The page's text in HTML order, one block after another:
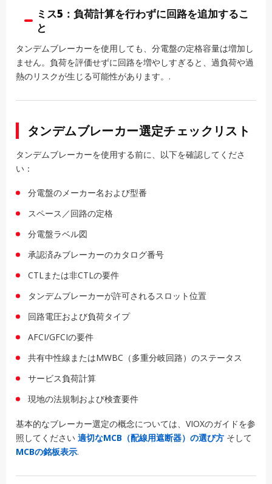
ミス5：負荷計算を行わずに回路を追加するこ
と
タンデムブレーカーを使用しても、分電盤の定格容量は増加し
ません。負荷を評価せずに回路を増やしすぎると、過負荷や過
熱のリスクが生じる可能性があります。.
タンデムブレーカー選定チェックリスト
タンデムブレーカーを使用する前に、以下を確認してくださ
い：
分電盤のメーカー名および型番
スペース／回路の定格
分電盤ラベル図
承認済みブレーカーのカタログ番号
CTLまたは非CTLの要件
タンデムブレーカーが許可されるスロット位置
回路電圧および負荷タイプ
AFCI/GFCIの要件
共有中性線またはMWBC（多重分岐回路）のステータス
サービス負荷計算
現地の法規制および検査要件
基本的なブレーカー選定の概念については、VIOXのガイドを参
照してください 適切なMCB（配線用遮断器）の選び方 そして
MCBの銘板表示.